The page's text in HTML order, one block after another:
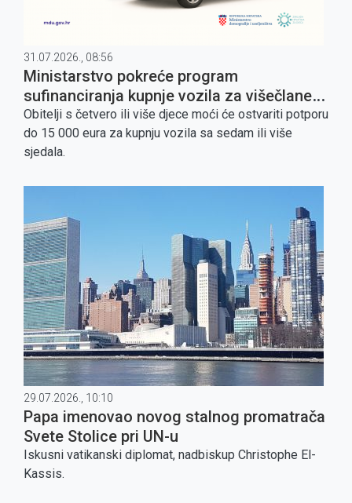
31.07.2026., 08:56
Ministarstvo pokreće program
sufinanciranja kupnje vozila za višečlane
obitelji
Obitelji s četvero ili više djece moći će ostvariti potporu
do 15 000 eura za kupnju vozila sa sedam ili više
sjedala.
29.07.2026., 10:10
Papa imenovao novog stalnog promatrača
Svete Stolice pri UN-u
Iskusni vatikanski diplomat, nadbiskup Christophe El-
Kassis.